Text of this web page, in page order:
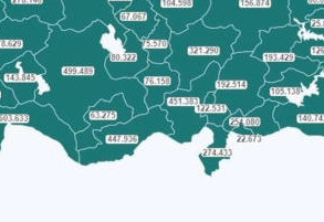
Giresunlu sürücü Orhangazi’de hayatını